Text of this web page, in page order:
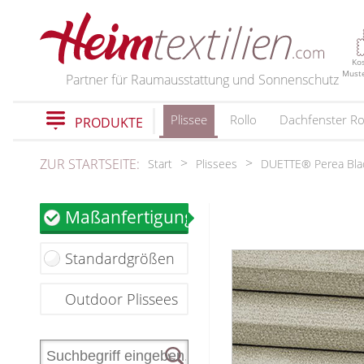
PRODUKTE
Plissee nach Maß
Wabenplissee
Plissee mit Muster
Partner für Raumausstattung und Sonnenschutz
PRODUKTE Plissee Rollo Dachfenster
ZUR STARTSEITE: Start Plissees DUETTE® Perea
Maßanfertigung
Standardgrößen
Outdoor Plissees